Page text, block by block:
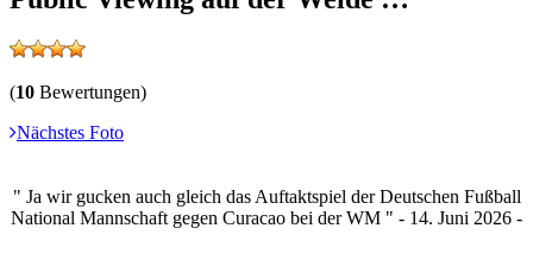
(10 Bewertungen)
Nächstes Foto
" Ja wir gucken auch gleich das Auftaktspiel der Deutschen Fußball
National Mannschaft gegen Curacao bei der WM " - 14. Juni 2026 -